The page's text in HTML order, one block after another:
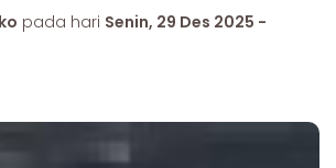
pada hari Senin, 29 Des 2025 -